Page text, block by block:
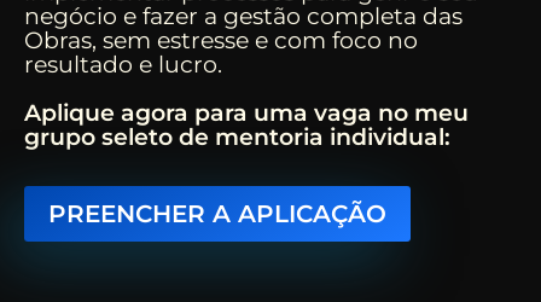
negócio e fazer a gestão completa das
Obras, sem estresse e com foco no
resultado e lucro.
Aplique agora para uma vaga no meu
grupo seleto de mentoria individual:
PREENCHER A APLICAÇÃO